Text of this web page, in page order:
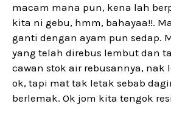
macam mana pun, kena lah
kita ni gebu, hmm, bahayaa!!.
ganti dengan ayam pun sedap.
yang telah direbus lembut dan
cawan stok air rebusannya, nak
ok, tapi mat tak letak sebab
berlemak. Ok jom kita tengok